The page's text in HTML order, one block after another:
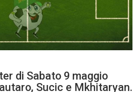
di Sabato 9 maggio
Sucic e Mkhitaryan.